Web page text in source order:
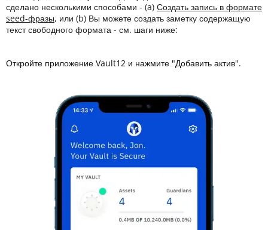
сделано несколькими способами - (a) Создать запись в формате
seed-фразы, или (b) Вы можете создать заметку содержащую
текст свободного формата - см. шаги ниже:
Откройте приложение Vault12 и нажмите "Добавить актив".